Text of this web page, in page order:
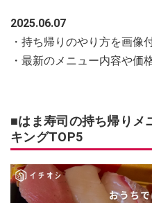
2025.06.07
・持ち帰りのやり方を画像
・最新のメニュー内容や価
■はま寿司の持ち帰りメ
キングTOP5